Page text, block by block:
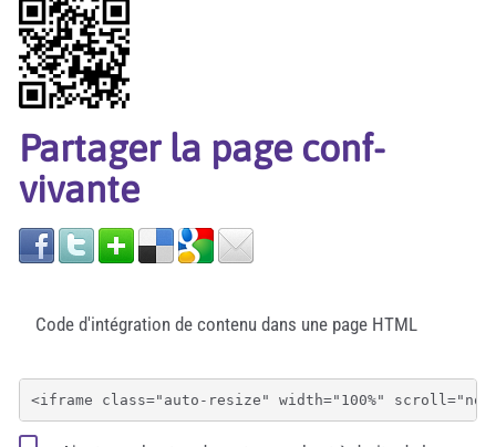
Partager la page conf-
vivante
Code d'intégration de contenu dans une page HTML